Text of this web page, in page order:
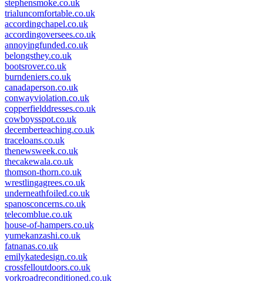
stephensmoke.co.uk
trialuncomfortable.co.uk
accordingchapel.co.uk
accordingoversees.co.uk
annoyingfunded.co.uk
belongsthey.co.uk
bootsrover.co.uk
burndeniers.co.uk
canadaperson.co.uk
conwayviolation.co.uk
copperfielddresses.co.uk
cowboysspot.co.uk
decemberteaching.co.uk
traceloans.co.uk
thenewsweek.co.uk
thecakewala.co.uk
thomson-thorn.co.uk
wrestlingagrees.co.uk
underneathfoiled.co.uk
spanosconcerns.co.uk
telecomblue.co.uk
house-of-hampers.co.uk
yumekanzashi.co.uk
fatnanas.co.uk
emilykatedesign.co.uk
crossfelloutdoors.co.uk
yorkroadreconditioned.co.uk